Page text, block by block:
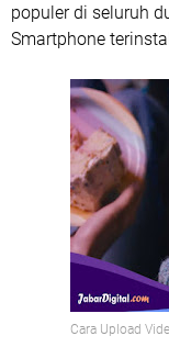
populer di seluruh
Smartphone
Cara Upload